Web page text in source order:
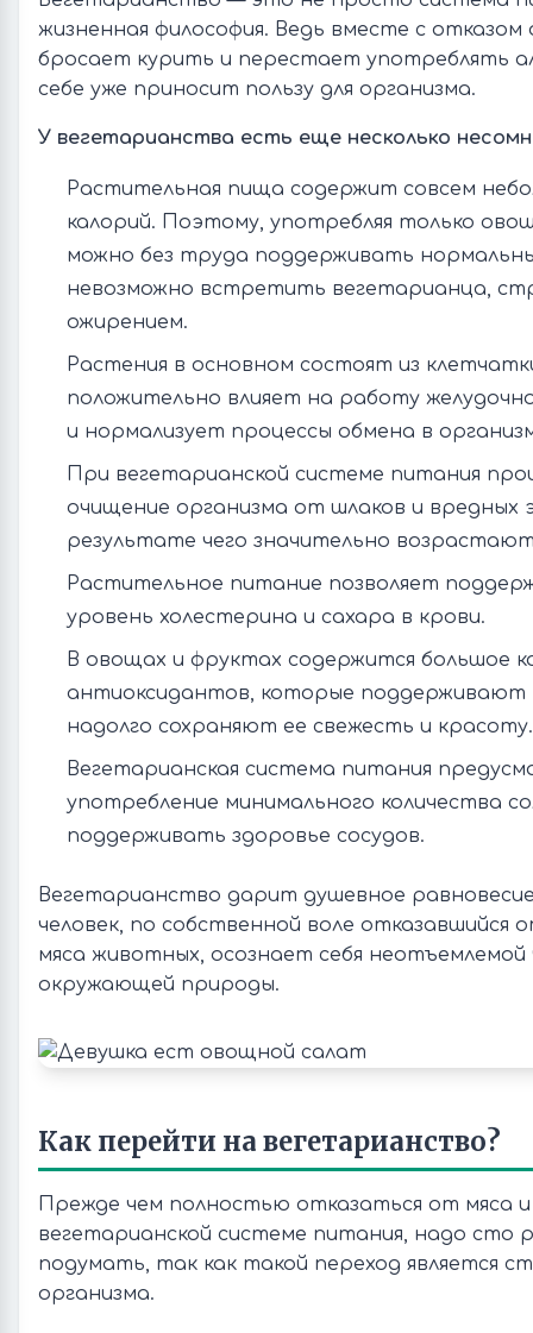
жизненная философия. Ведь вместе с отказом
бросает курить и перестает употреблять
себе уже приносит пользу для организма.
У вегетарианства есть еще несколько
Растительная пища содержит совсем
калорий. Поэтому, употребляя только
можно без труда поддерживать
невозможно встретить вегетарианца,
ожирением.
Растения в основном состоят из
положительно влияет на работу
и нормализует процессы обмена в
При вегетарианской системе питания
очищение организма от шлаков и вредных
результате чего значительно
Растительное питание позволяет
уровень холестерина и сахара в крови.
В овощах и фруктах содержится большое
антиоксидантов, которые поддерживают
надолго сохраняют ее свежесть и красоту.
Вегетарианская система питания
употребление минимального количества
поддерживать здоровье сосудов.
Вегетарианство дарит душевное
человек, по собственной воле отказавшийся
мяса животных, осознает себя
окружающей природы.
Как перейти на вегетарианство?
Прежде чем полностью отказаться от мяса
вегетарианской системе питания, надо сто
подумать, так как такой переход является
организма.